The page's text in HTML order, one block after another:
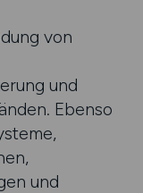
von
und
Ebenso
und